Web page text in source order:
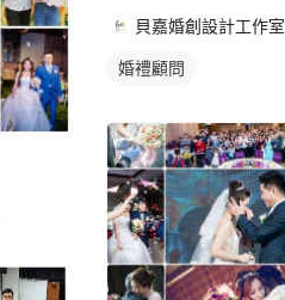
貝嘉婚創設計工作室
婚禮顧問